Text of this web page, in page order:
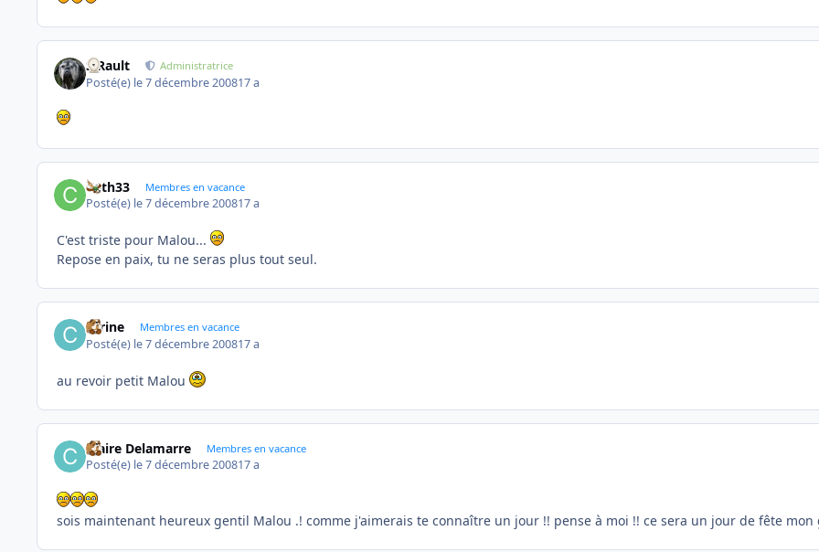
S.Rault Administratrice
Posté(e) le 7 décembre 200817 a
Cath33 Membres en vacance
Posté(e) le 7 décembre 200817 a
C'est triste pour Malou...
Repose en paix, tu ne seras plus tout seul.
carine Membres en vacance
Posté(e) le 7 décembre 200817 a
au revoir petit Malou
Claire Delamarre Membres en vacance
Posté(e) le 7 décembre 200817 a
sois maintenant heureux gentil Malou .! comme j'aimerais te connaître un jour !! pense à moi !! ce sera un jour de fête mon